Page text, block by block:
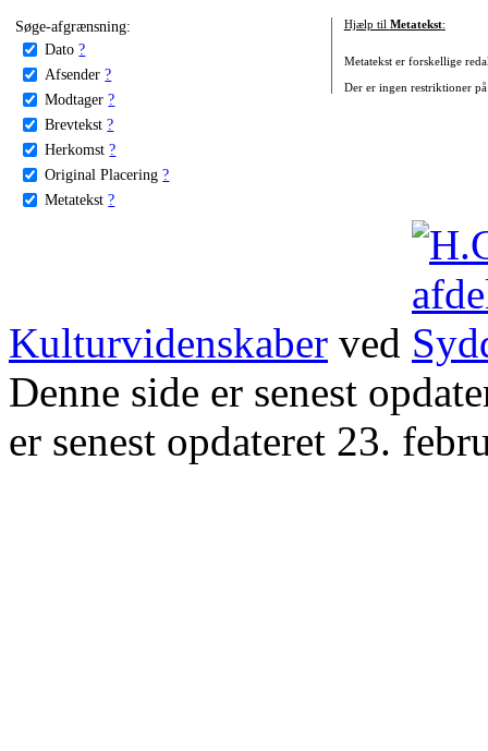
Søge-afgrænsning:
Dato ?
Afsender ?
Modtager ?
Brevtekst ?
Herkomst ?
Original Placering ?
Metatekst ?
Hjælp til Metatekst:
Metatekst er forskellige
Der er ingen restriktioner
Kulturvidenskaber ved
Denne side er senest
er senest opdateret 23.